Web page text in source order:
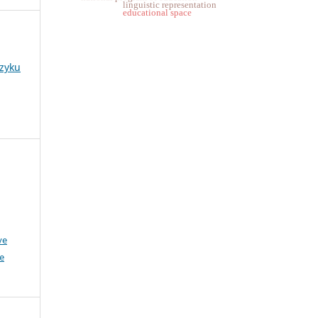
linguistic representation
educational space